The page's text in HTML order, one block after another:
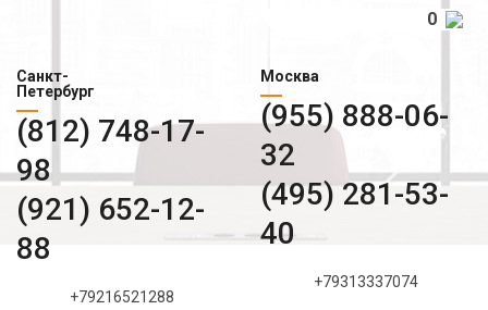
Санкт-
Петербург
(812) 748-17-
98
(921) 652-12-
88
+79216521288
Москва
(955) 888-06-
32
(495) 281-53-
40
+79313337074
0